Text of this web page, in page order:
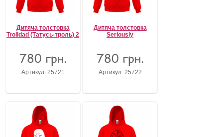
Дитяча толстовка
Trolldad (Татусь-троль) 2
780 грн.
Артикул: 25721
Дитяча толстовка
Seriously
780 грн.
Артикул: 25722